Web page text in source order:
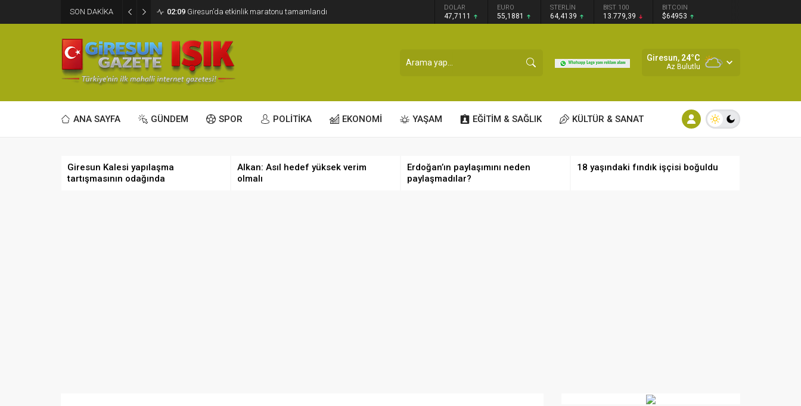
SON DAKİKA 02:09 Giresun’da etkinlik maratonu tamamlandı DOLAR
47,7111
EURO
55,1881
STERLİN
64,4139
BIST 100
13.779,39
BITCOIN
$64953
Giresun, 24°C
Az Bulutlu
ANA SAYFA GÜNDEM SPOR POLİTİKA EKONOMİ YAŞAM EĞİTİM & SAĞLIK KÜLTÜR & SANAT
Giresun Kalesi yapılaşma
tartışmasının odağında
Alkan: Asıl hedef yüksek verim
olmalı
Erdoğan’ın paylaşımını neden
paylaşmadılar?
18 yaşındaki fındık işçisi boğuldu